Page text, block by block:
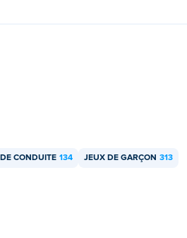
en utilisant votre ordinateur de
CONDUITE 134 JEUX DE GARÇON 313